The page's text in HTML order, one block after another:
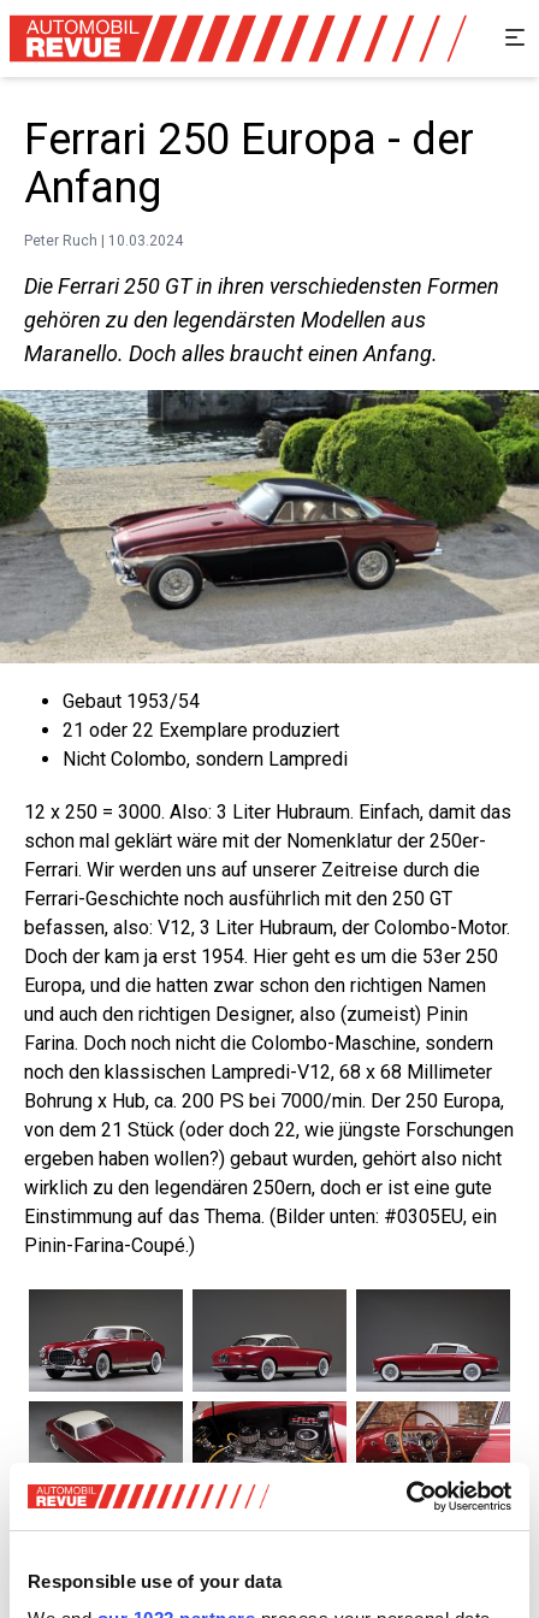
Responsible use of your data
Ferrari 250 Europa - der
Anfang
Peter Ruch | 10.03.2024
Die Ferrari 250 GT in ihren verschiedensten Formen
gehören zu den legendärsten Modellen aus
Maranello. Doch alles braucht einen Anfang.
Gebaut 1953/54
21 oder 22 Exemplare produziert
Nicht Colombo, sondern Lampredi
12 x 250 = 3000. Also: 3 Liter Hubraum. Einfach, damit das
schon mal geklärt wäre mit der Nomenklatur der 250er-
Ferrari. Wir werden uns auf unserer Zeitreise durch die
Ferrari-Geschichte noch ausführlich mit den 250 GT
befassen, also: V12, 3 Liter Hubraum, der Colombo-Motor.
Doch der kam ja erst 1954. Hier geht es um die 53er 250
Europa, und die hatten zwar schon den richtigen Namen
und auch den richtigen Designer, also (zumeist) Pinin
Farina. Doch noch nicht die Colombo-Maschine, sondern
noch den klassischen Lampredi-V12, 68 x 68 Millimeter
Bohrung x Hub, ca. 200 PS bei 7000/min. Der 250 Europa,
von dem 21 Stück (oder doch 22, wie jüngste Forschungen
ergeben haben wollen?) gebaut wurden, gehört also nicht
wirklich zu den legendären 250ern, doch er ist eine gute
Einstimmung auf das Thema. (Bilder unten: #0305EU, ein
Pinin-Farina-Coupé.)
Vignale, ein weiteres Cabriolet von Pinin Farina (damals